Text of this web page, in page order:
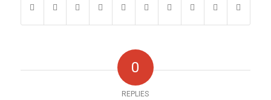
0
REPLIES